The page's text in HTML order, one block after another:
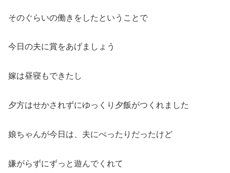
そのぐらいの働きをしたということで
今日の夫に賞をあげましょう
嫁は昼寝もできたし
夕方はせかされずにゆっくり夕飯がつくれました
娘ちゃんが今日は、夫にべったりだったけど
嫌がらずにずっと遊んでくれて